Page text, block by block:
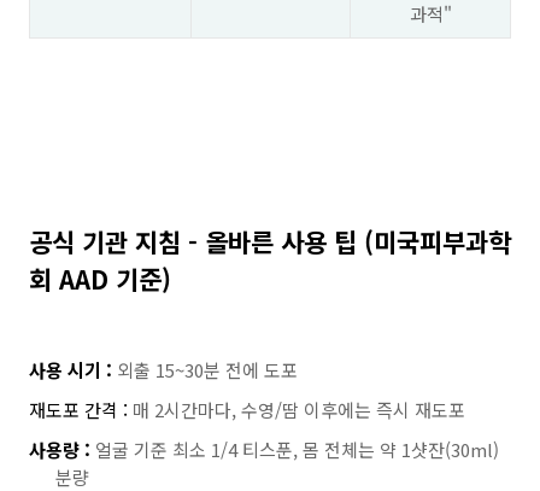
과적"
공식 기관 지침 - 올바른 사용 팁 (미국피부과학
회 AAD 기준)
사용 시기 : 외출 15~30분 전에 도포
재도포 간격 : 매 2시간마다, 수영/땀 이후에는 즉시 재도포
사용량 : 얼굴 기준 최소 1/4 티스푼, 몸 전체는 약 1샷잔(30ml)
분량